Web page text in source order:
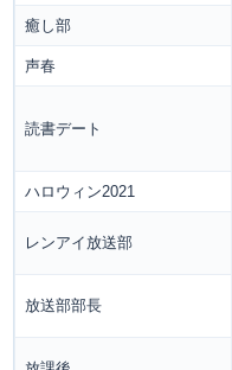
癒し部
声春
読書デート
ハロウィン2021
レンアイ放送部
放送部部長